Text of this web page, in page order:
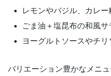
レモンやバジル、カレ
ごま油＋塩昆布の和風サ
ヨーグルトソースやチ
バリエーション豊かなメニ